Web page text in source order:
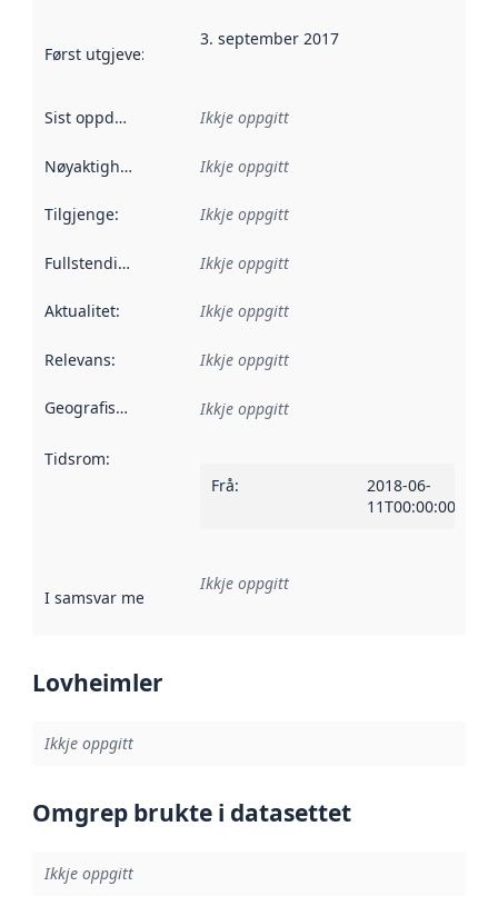
Først utgjeve: Denne datoen seier når dataa i dette
3. september 2017
Sist oppdatert Ikkje oppgitt
Nøyaktigheit Ikkje oppgitt
Tilgjenge: Ikkje oppgitt
Fullstendigheit Ikkje oppgitt
Aktualitet: Ikkje oppgitt
Relevans: Ikkje oppgitt
Geografisk område Ikkje oppgitt
Tidsrom:
Frå:
2018-06-
11T00:00:00Z
I samsvar med Referanse til ei implementeringsregel eller
Ikkje oppgitt
Lovheimler
Ikkje oppgitt
Omgrep brukte i datasettet
Ikkje oppgitt